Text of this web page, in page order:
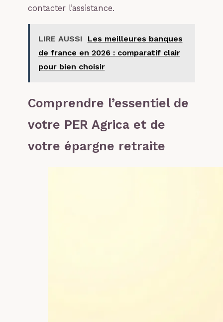
contacter l’assistance.
LIRE AUSSI
Les meilleures banques
de france en 2026 : comparatif clair
pour bien choisir
Comprendre l’essentiel de
votre PER Agrica et de
votre épargne retraite